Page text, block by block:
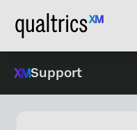
Support